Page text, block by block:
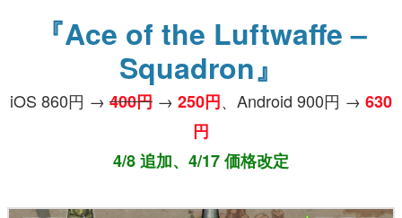
『Ace of the Luftwaffe –
Squadron』
iOS 860円 → 400円 → 250円、Android 900円 → 630
円
4/8 追加、4/17 価格改定